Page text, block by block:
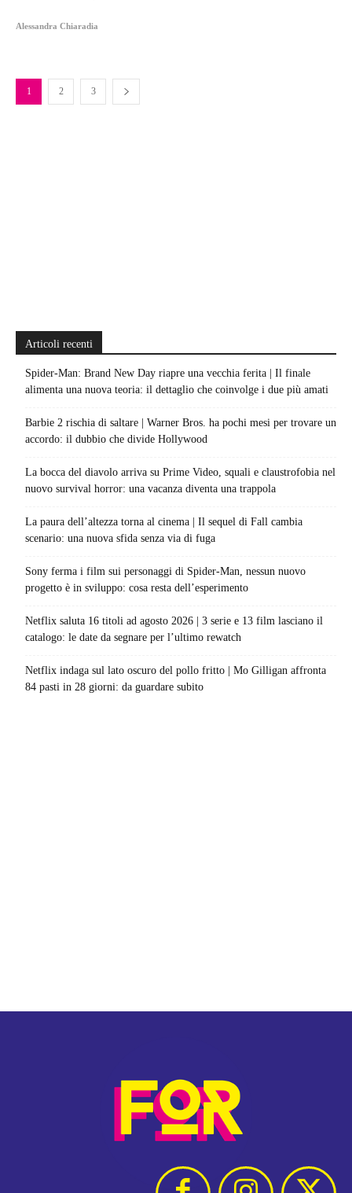
Alessandra Chiaradia
1 2 3
Articoli recenti
Spider-Man: Brand New Day riapre una vecchia ferita | Il finale
alimenta una nuova teoria: il dettaglio che coinvolge i due più amati
Barbie 2 rischia di saltare | Warner Bros. ha pochi mesi per trovare un
accordo: il dubbio che divide Hollywood
La bocca del diavolo arriva su Prime Video, squali e claustrofobia nel
nuovo survival horror: una vacanza diventa una trappola
La paura dell’altezza torna al cinema | Il sequel di Fall cambia
scenario: una nuova sfida senza via di fuga
Sony ferma i film sui personaggi di Spider-Man, nessun nuovo
progetto è in sviluppo: cosa resta dell’esperimento
Netflix saluta 16 titoli ad agosto 2026 | 3 serie e 13 film lasciano il
catalogo: le date da segnare per l’ultimo rewatch
Netflix indaga sul lato oscuro del pollo fritto | Mo Gilligan affronta
84 pasti in 28 giorni: da guardare subito